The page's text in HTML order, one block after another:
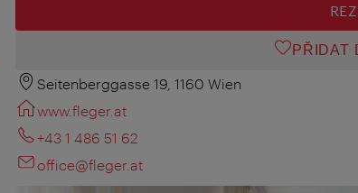
PŘIDAT
Seitenberggasse 19, 1160 Wien
www.fleger.at
+43 1 486 51 62
office@fleger.at